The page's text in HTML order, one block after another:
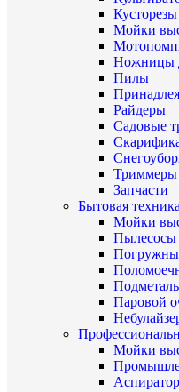
Кусторезы
Мойки
Ножницы
Пилы
Райдеры
Садовые
Триммеры
Запчасти
Бытовая техника
Мойки
Пылесосы
Паровой
Мойки